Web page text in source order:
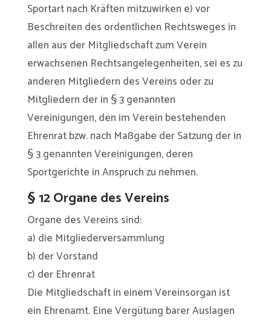
Sportart nach Kräften mitzuwirken e) vor
Beschreiten des ordentlichen Rechtsweges in
allen aus der Mitgliedschaft zum Verein
erwachsenen Rechtsangelegenheiten, sei es zu
anderen Mitgliedern des Vereins oder zu
Mitgliedern der in § 3 genannten
Vereinigungen, den im Verein bestehenden
Ehrenrat bzw. nach Maßgabe der Satzung der in
§ 3 genannten Vereinigungen, deren
Sportgerichte in Anspruch zu nehmen.
§ 12 Organe des Vereins
Organe des Vereins sind:
a) die Mitgliederversammlung
b) der Vorstand
c) der Ehrenrat
Die Mitgliedschaft in einem Vereinsorgan ist
ein Ehrenamt. Eine Vergütung barer Auslagen